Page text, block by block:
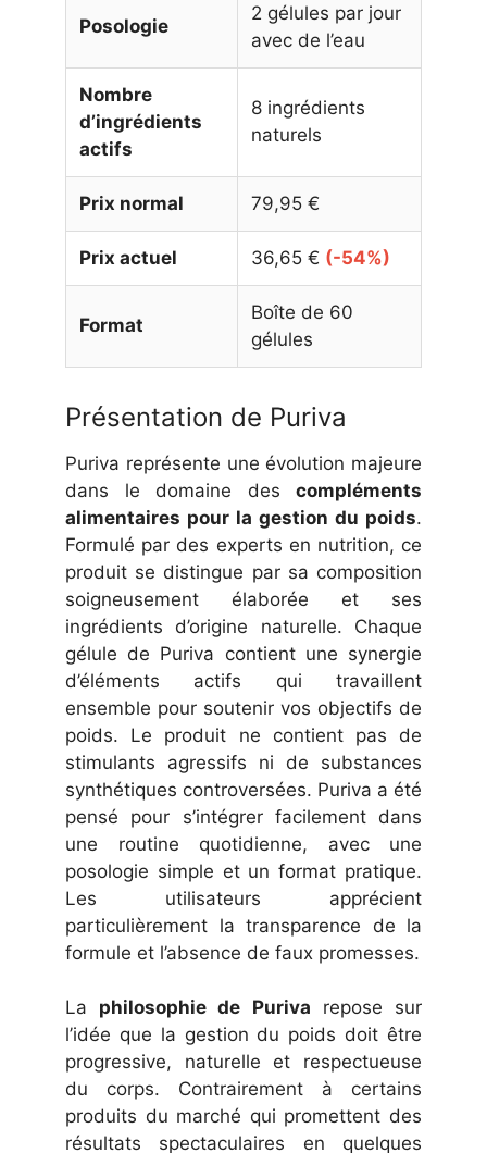
Posologie
2 gélules par jour
avec de l’eau
Nombre
d’ingrédients
actifs
8 ingrédients
naturels
Prix normal 79,95 €
Prix actuel 36,65 € (-54%)
Format
Boîte de 60
gélules
Présentation de Puriva
Puriva représente une évolution majeure
dans le domaine des compléments
alimentaires pour la gestion du poids.
Formulé par des experts en nutrition, ce
produit se distingue par sa composition
soigneusement élaborée et ses
ingrédients d’origine naturelle. Chaque
gélule de Puriva contient une synergie
d’éléments actifs qui travaillent
ensemble pour soutenir vos objectifs de
poids. Le produit ne contient pas de
stimulants agressifs ni de substances
synthétiques controversées. Puriva a été
pensé pour s’intégrer facilement dans
une routine quotidienne, avec une
posologie simple et un format pratique.
Les utilisateurs apprécient
particulièrement la transparence de la
formule et l’absence de faux promesses.
La philosophie de Puriva repose sur
l’idée que la gestion du poids doit être
progressive, naturelle et respectueuse
du corps. Contrairement à certains
produits du marché qui promettent des
résultats spectaculaires en quelques